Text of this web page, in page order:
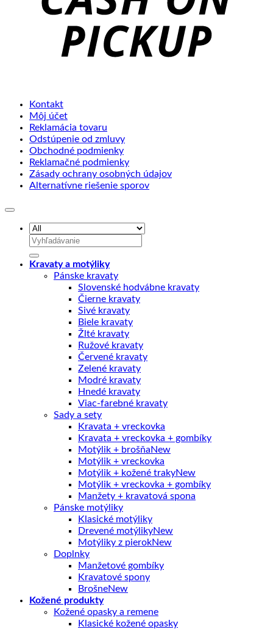
Kontakt
Môj účet
Reklamácia tovaru
Odstúpenie od zmluvy
Obchodné podmienky
Reklamačné podmienky
Zásady ochrany osobných údajov
Alternatívne riešenie sporov
Hľadať:
Kravaty a motýliky
Pánske kravaty
Slovenské hodvábne kravaty
Čierne kravaty
Sivé kravaty
Biele kravaty
Žlté kravaty
Ružové kravaty
Červené kravaty
Zelené kravaty
Modré kravaty
Hnedé kravaty
Viac-farebné kravaty
Sady a sety
Kravata + vreckovka
Kravata + vreckovka + gombíky
Motýlik + brošňa
Motýlik + vreckovka
Motýlik + kožené traky
Motýlik + vreckovka + gombíky
Manžety + kravatová spona
Pánske motýliky
Klasické motýliky
Drevené motýliky
Motýliky z pierok
Doplnky
Manžetové gombíky
Kravatové spony
Brošne
Kožené produkty
Kožené opasky a remene
Klasické kožené opasky